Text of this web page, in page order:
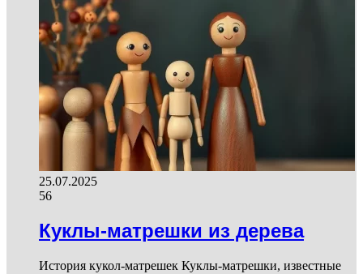
25.07.2025
56
Куклы-матрешки из дерева
История кукол-матрешек Куклы-матрешки, известные